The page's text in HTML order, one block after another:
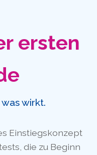
ersten
wirkt.
Einstiegskonzept
die zu Beginn